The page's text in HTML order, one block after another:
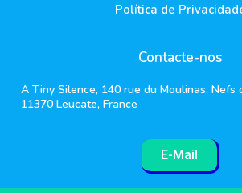
Política de
Contacte-nos
A Tiny Silence, 140 rue du Moulinas, Nefs
11370 Leucate, France
E-Mail